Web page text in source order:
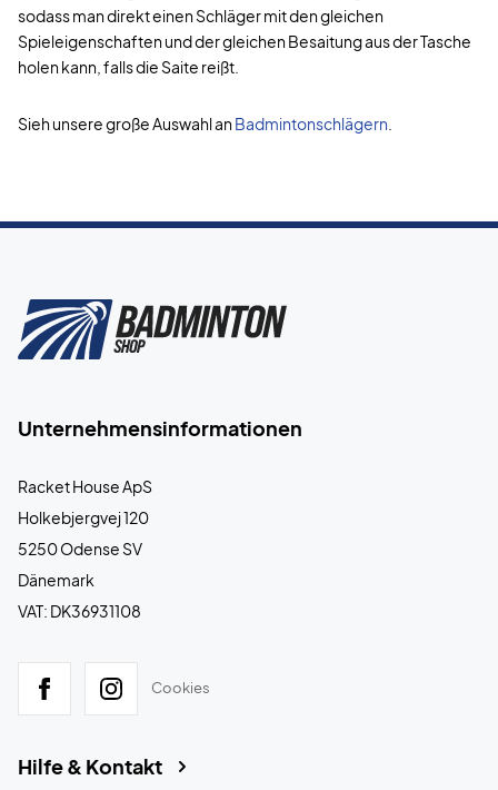
sodass man direkt einen Schläger mit den gleichen
Spieleigenschaften und der gleichen Besaitung aus der Tasche
holen kann, falls die Saite reißt.
Sieh unsere große Auswahl an Badmintonschlägern
Unternehmensinformationen
Racket House ApS
Holkebjergvej 120
5250 Odense SV
Dänemark
VAT: DK36931108
Cookies
Hilfe & Kontakt